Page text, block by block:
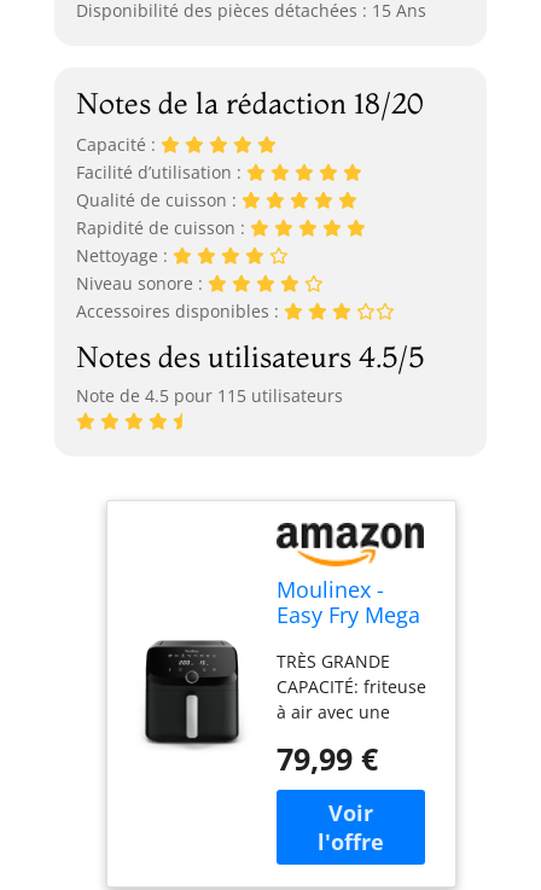
Disponibilité des pièces détachées : 15 Ans
Notes de la rédaction 18/20
Capacité :
Facilité d’utilisation :
Qualité de cuisson :
Rapidité de cuisson :
Nettoyage :
Niveau sonore :
Accessoires disponibles :
Notes des utilisateurs 4.5/5
Note de 4.5 pour 115 utilisateurs
Moulinex -
Easy Fry Mega
programmes -
7.5 L - Noir
TRÈS GRANDE
CAPACITÉ: friteuse
à air avec une
de 7.5L qui permet
de servir jusqu'à
8personnes, pour
des plats généreux
et savoureux qui
79,99 €